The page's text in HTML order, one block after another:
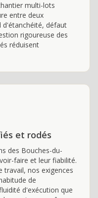
multi-lots
entre deux
d'étanchéité, défaut
rigoureuse des
réduisent
et rodés
des Bouches-du-
faire et leur fiabilité.
travail, nos exigences
de
d'exécution que